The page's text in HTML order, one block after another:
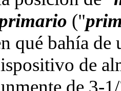
("
qué bahía de
de
de 3-